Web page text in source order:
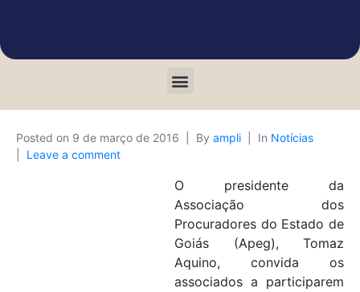
Posted on 9 de março de 2016 By ampli In Notícias
Leave a comment
O presidente da
Associação dos
Procuradores do Estado de
Goiás (Apeg), Tomaz
Aquino, convida os
associados a participarem